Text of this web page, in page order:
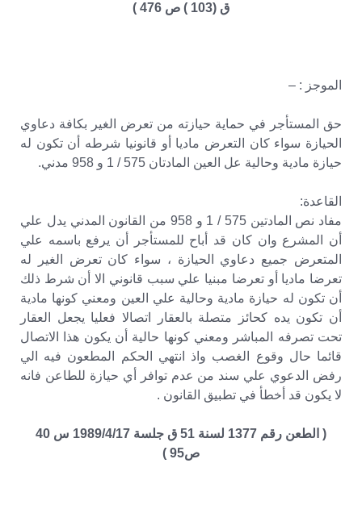
ق (103 ) ص 476 )
الموجز : –
حق المستأجر في حماية حيازته من تعرض الغير بكافة دعاوي
الحيازة سواء كان التعرض ماديا أو قانونيا شرطه أن تكون له
حيازة مادية وحالية عل العين المادتان 575 / 1 و 958 مدني.
القاعدة:
مفاد نص المادتين 575 / 1 و 958 من القانون المدني يدل علي
أن المشرع وان كان قد أباح للمستأجر أن يرفع باسمه علي
المتعرض جميع دعاوي الحيازة ، سواء كان تعرض الغير له
تعرضا ماديا أو تعرضا مبنيا علي سبب قانوني الا أن شرط ذلك
أن تكون له حيازة مادية وحالية علي العين ومعني كونها مادية
أن تكون يده كحائز متصلة بالعقار اتصالا فعليا يجعل العقار
تحت تصرفه المباشر ومعني كونها حالية أن يكون هذا الاتصال
قائما حال وقوع الغصب واذ انتهي الحكم المطعون فيه الي
رفض الدعوي علي سند من عدم توافر أي حيازة للطاعن فانه
لا يكون قد أخطأ في تطبيق القانون .
( الطعن رقم 1377 لسنة 51 ق جلسة 1989/4/17 س 40
ص95 )